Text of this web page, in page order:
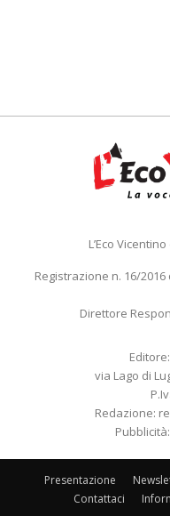
L’Eco
Registrazione n. 16/
Direttore
via Lago di
Redazione:
Pubblicità:
Presentazione
Contattaci